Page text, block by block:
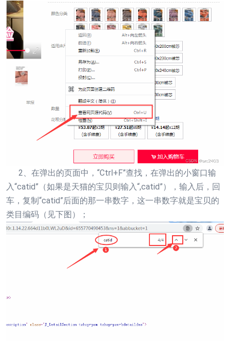
2、在弹出的页面中，“Ctrl+F”查找，在弹出的小窗口输
入“catid”（如果是天猫的宝贝则输入“,catid”），输入后，回
车，复制“catid”后面的那一串数字，这一串数字就是宝贝的
类目编码（见下图）；